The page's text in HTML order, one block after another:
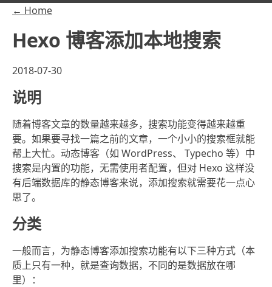
← Home
Hexo 博客添加本地搜索
2018-07-30
说明
随着博客文章的数量越来越多，搜索功能变得越来越重
要。如果要寻找一篇之前的文章，一个小小的搜索框就能
帮上大忙。动态博客（如 WordPress、 Typecho 等）中
搜索是内置的功能，无需使用者配置，但对 Hexo 这样没
有后端数据库的静态博客来说，添加搜索就需要花一点心
思了。
分类
一般而言，为静态博客添加搜索功能有以下三种方式（本
质上只有一种，就是查询数据，不同的是数据放在哪
里）：